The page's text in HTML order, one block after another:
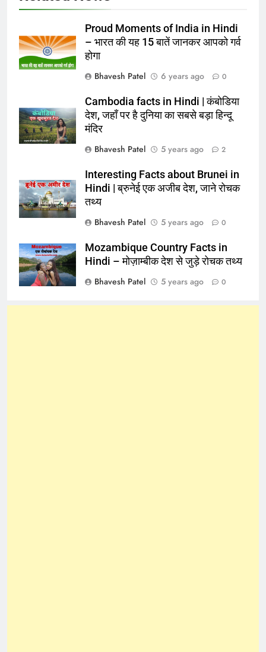
Proud Moments of India in Hindi
– भारत की यह 15 बातें जानकर आपको गर्व
होगा
Bhavesh Patel
6 years ago 0
Cambodia facts in Hindi | कंबोडिया
देश, जहाँ पर है दुनिया का सबसे बड़ा हिन्दू
मंदिर
Bhavesh Patel
5 years ago 2
Interesting Facts about Brunei in
Hindi | ब्रुनेई एक अजीब देश, जाने रोचक
तथ्य
Bhavesh Patel
5 years ago 0
Mozambique Country Facts in
Hindi – मोज़ाम्बीक देश से जुड़े रोचक तथ्य
Bhavesh Patel
5 years ago 0